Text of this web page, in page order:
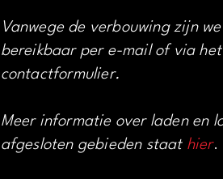
Vanwege de verbouwing zijn
bereikbaar per e-mail of via het
contactformulier.
Meer informatie over laden en
afgesloten gebieden staat hier.